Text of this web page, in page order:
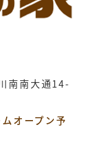
南南大通14-
オープン予